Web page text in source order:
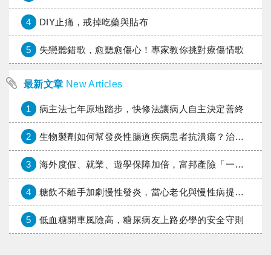
4 DIY止痛，戒掉吃藥與貼布
5 失戀聽錯歌，愈聽愈傷心！專家教你挑對療傷情歌
最新文章 New Articles
1 病主法七年原地踏步，快修法讓病人自主決定善終
2 生物製劑如何幫發炎性腸道疾病患者抗潰瘍？治療進展與健保給付困境一次看
3 海外度假、就業、遊學保障加倍，富邦產險「一期逐夢」專案加碼遠距醫療與緊急救援
4 糖飲不離手加劇慢性發炎，當心老化與慢性病提早報到
5 低血糖開車風險高，糖尿病友上路必學的安全守則